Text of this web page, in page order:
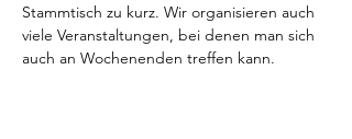
Stammtisch zu kurz. Wir organisieren auch
viele Veranstaltungen, bei denen man sich
auch an Wochenenden treffen kann.